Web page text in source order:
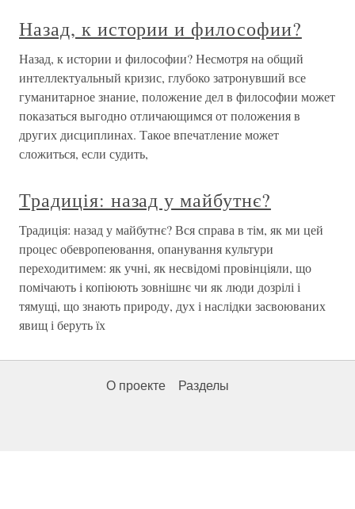
Назад, к истории и философии?
Назад, к истории и философии? Несмотря на общий
интеллектуальный кризис, глубоко затронувший все
гуманитарное знание, положение дел в философии может
показаться выгодно отличающимся от положения в
других дисциплинах. Такое впечатление может
сложиться, если судить,
Традиція: назад у майбутнє?
Традиція: назад у майбутнє? Вся справа в тім, як ми цей
процес обевропеювання, опанування культури
переходитимем: як учні, як несвідомі провінціяли, що
помічають і копіюють зовнішнє чи як люди дозрілі і
тямущі, що знають природу, дух і наслідки засвоюваних
явищ і беруть їх
О проекте Разделы